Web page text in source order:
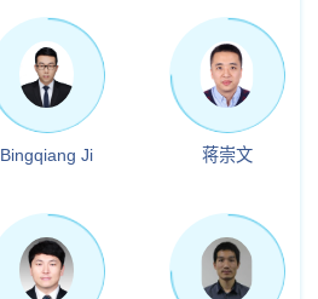
Bingqiang Ji 蒋崇文